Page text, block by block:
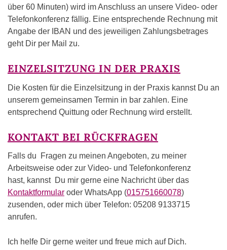
über 60 Minuten) wird im Anschluss an unsere Video- oder
Telefonkonferenz fällig. Eine entsprechende Rechnung mit
Angabe der IBAN und des jeweiligen Zahlungsbetrages
geht Dir per Mail zu.
EINZELSITZUNG IN DER PRAXIS
Die Kosten für die Einzelsitzung in der Praxis kannst Du an
unserem gemeinsamen Termin in bar zahlen. Eine
entsprechend Quittung oder Rechnung wird erstellt.
KONTAKT BEI RÜCKFRAGEN
Falls du Fragen zu meinen Angeboten, zu meiner
Arbeitsweise oder zur Video- und Telefonkonferenz
hast, kannst Du mir gerne eine Nachricht über das
Kontaktformular oder WhatsApp (015751660078)
zusenden, oder mich über Telefon: 05208 9133715
anrufen.
Ich helfe Dir gerne weiter und freue mich auf Dich.